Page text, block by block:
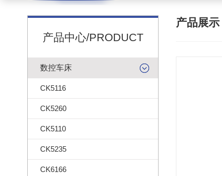
产品中心/PRODUCT
数控车床
CK5116
CK5260
CK5110
CK5235
CK6166
产品展示